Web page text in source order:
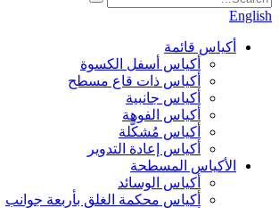
English
أكياس قائمة
أكياس أسفل الكسوة
أكياس ذات قاع مسطح
أكياس جانبية
أكياس الفوهة
أكياس مُشكَّلة
أكياس إعادة التدوير
الأكياس المسطحة
أكياس الوسائد
أكياس محكمة الغلق بأربعة جوانب